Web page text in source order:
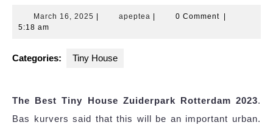
March 16, 2025 March
apeptea apeptea0 Comment
5:18 am
Categories: Tiny House
The Best Tiny House Zuiderpark Rotterdam 2023.
Bas kurvers said that this will be an important urban.